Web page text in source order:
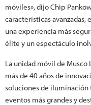
móviles», dijo Chip
características
una experiencia más
élite y un espectáculo
La unidad móvil de
más de 40 años de
soluciones de
eventos más grandes y